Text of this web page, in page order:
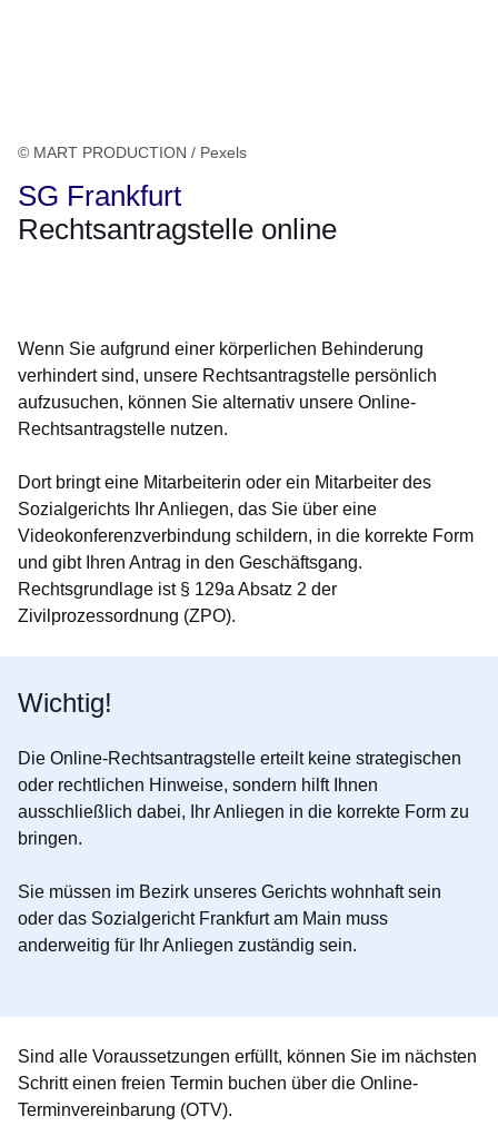
© MART PRODUCTION / Pexels
SG Frankfurt
Rechtsantragstelle online
Wenn Sie aufgrund einer körperlichen Behinderung
verhindert sind, unsere Rechtsantragstelle persönlich
aufzusuchen, können Sie alternativ unsere Online-
Rechtsantragstelle nutzen.
Dort bringt eine Mitarbeiterin oder ein Mitarbeiter des
Sozialgerichts Ihr Anliegen, das Sie über eine
Videokonferenzverbindung schildern, in die korrekte Form
und gibt Ihren Antrag in den Geschäftsgang.
Rechtsgrundlage ist § 129a Absatz 2 der
Zivilprozessordnung (ZPO).
Wichtig!
Die Online-Rechtsantragstelle erteilt keine strategischen
oder rechtlichen Hinweise, sondern hilft Ihnen
ausschließlich dabei, Ihr Anliegen in die korrekte Form zu
bringen.
Sie müssen im Bezirk unseres Gerichts wohnhaft sein
oder das Sozialgericht Frankfurt am Main muss
anderweitig für Ihr Anliegen zuständig sein.
Sind alle Voraussetzungen erfüllt, können Sie im nächsten
Schritt einen freien Termin buchen über die Online-
Terminvereinbarung (OTV).